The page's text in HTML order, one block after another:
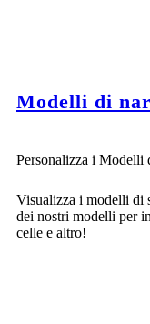
Modelli di
Personalizza i Modelli
Visualizza i modelli di
dei nostri modelli per
celle e altro!